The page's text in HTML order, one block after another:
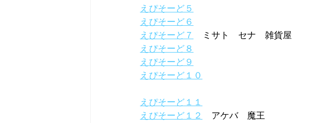
えぴそーど５
えぴそーど６
えぴそーど７
ミサト　セナ　雑貨屋
えぴそーど８
えぴそーど９
えぴそーど１０
えぴそーど１１
えぴそーど１２
アケバ　魔王